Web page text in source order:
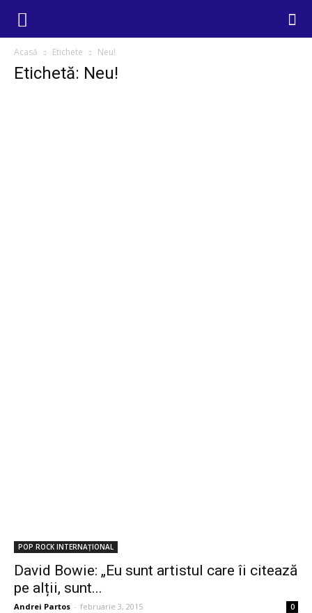
Acasă Etichete Neu!
Etichetă: Neu!
POP ROCK INTERNAȚIONAL
David Bowie: „Eu sunt artistul care îi citează
pe alții, sunt...
Andrei Partos - februarie 3, 2015 0